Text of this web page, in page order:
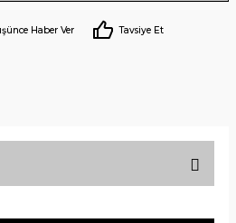
Haber Ver Tavsiye Et